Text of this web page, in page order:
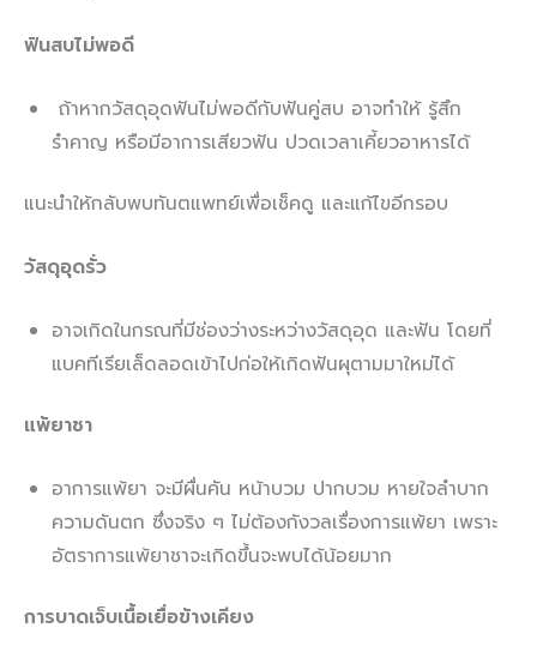
ฟันสบไม่พอดี
ถ้าหากวัสดุอุดฟันไม่พอดีกับฟันคู่สบ อาจทำให้ รู้สึก
รำคาญ หรือมีอาการเสียวฟัน ปวดเวลาเคี้ยวอาหารได้
แนะนำให้กลับพบทันตแพทย์เพื่อเช็คดู และแก้ไขอีกรอบ
วัสดุอุดรั่ว
อาจเกิดในกรณที่มีช่องว่างระหว่างวัสดุอุด และฟัน โดยที่
แบคทีเรียเล็ดลอดเข้าไปก่อให้เกิดฟันผุตามมาใหม่ได้
แพ้ยาชา
อาการแพ้ยา จะมีผื่นคัน หน้าบวม ปากบวม หายใจลำบาก
ความดันตก ซึ่งจริง ๆ ไม่ต้องกังวลเรื่องการแพ้ยา เพราะ
อัตราการแพ้ยาชาจะเกิดขึ้นจะพบได้น้อยมาก
การบาดเจ็บเนื้อเยื่อข้างเคียง